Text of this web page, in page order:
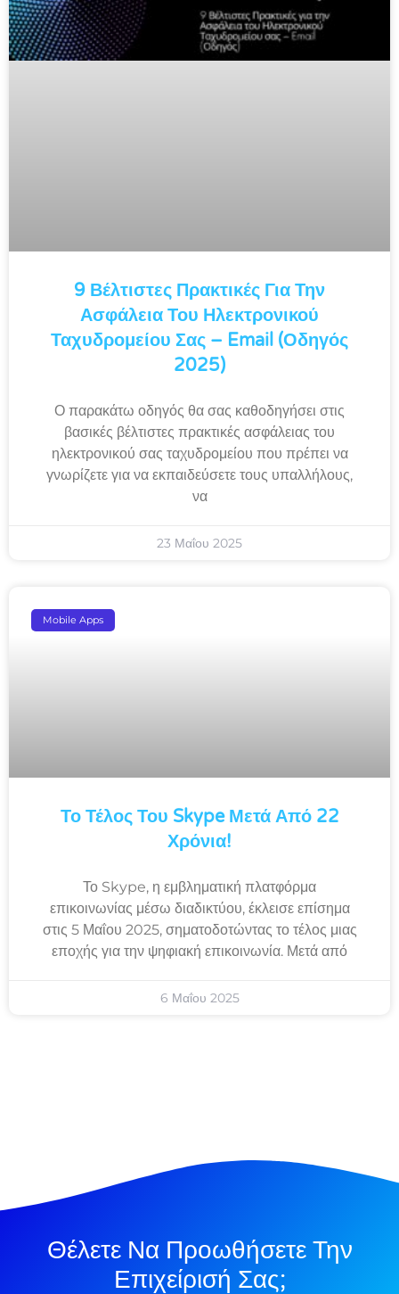
9 Βέλτιστες Πρακτικές Για Την
Ασφάλεια Του Ηλεκτρονικού
Ταχυδρομείου Σας – Email (Οδηγός
2025)
Ο παρακάτω οδηγός θα σας καθοδηγήσει στις
βασικές βέλτιστες πρακτικές ασφάλειας του
ηλεκτρονικού σας ταχυδρομείου που πρέπει να
γνωρίζετε για να εκπαιδεύσετε τους υπαλλήλους,
να
23 Μαΐου 2025
Mobile Apps
Το Τέλος Του Skype Μετά Από 22
Χρόνια!
Το Skype, η εμβληματική πλατφόρμα
επικοινωνίας μέσω διαδικτύου, έκλεισε επίσημα
στις 5 Μαΐου 2025, σηματοδοτώντας το τέλος μιας
εποχής για την ψηφιακή επικοινωνία. Μετά από
6 Μαΐου 2025
Θέλετε Να Προωθήσετε Την
Επιχείρισή Σας;